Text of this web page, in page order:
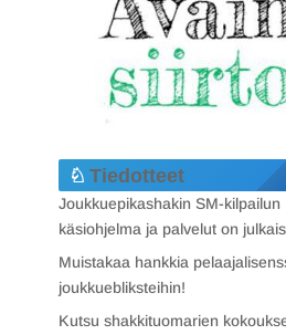
Tiedotteet
Joukkuepikashakin SM-kilpailun
käsiohjelma ja palvelut on
Muistakaa hankkia
joukkuebliksteihin!
Kutsu shakkituomarien